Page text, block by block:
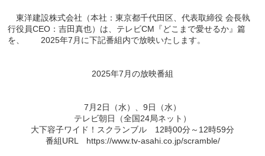
東洋建設株式会社（本社：東京都千代田区、代表取締役 会長執
行役員CEO：吉田真也）は、テレビCM『どこまで愛せるか』篇
を、 2025年7月に下記番組内で放映いたします。
2025年7月の放映番組
7月2日（水）、9日（水）
テレビ朝日（全国24局ネット）
大下容子ワイド！スクランブル 12時00分～12時59分
番組URL https://www.tv-asahi.co.jp/scramble/